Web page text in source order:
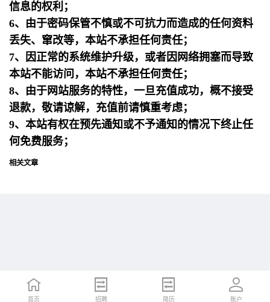
信息的权利；
6、由于密码保管不慎或不可抗力而造成的任何资料
丢失、窜改等，本站不承担任何责任；
7、因正常的系统维护升级，或者因网络拥塞而导致
本站不能访问，本站不承担任何责任；
8、由于网站服务的特性，一旦充值成功，概不接受
退款，敬请谅解，充值前请慎重考虑；
9、本站有权在预先通知或不予通知的情况下终止任
何免费服务；
相关文章
首页 招聘 简历 账户
首页 招聘 简历 账户